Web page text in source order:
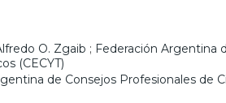
O. Zgaib ; Federación Argentina
(CECYT)
de Consejos Profesionales de